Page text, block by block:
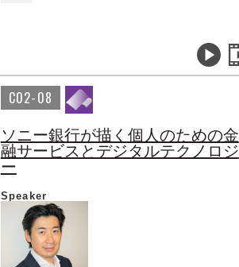
C02-08
ソニー銀行が描く個人のための金
融サービスとデジタルテクノロジ
ー
Speaker